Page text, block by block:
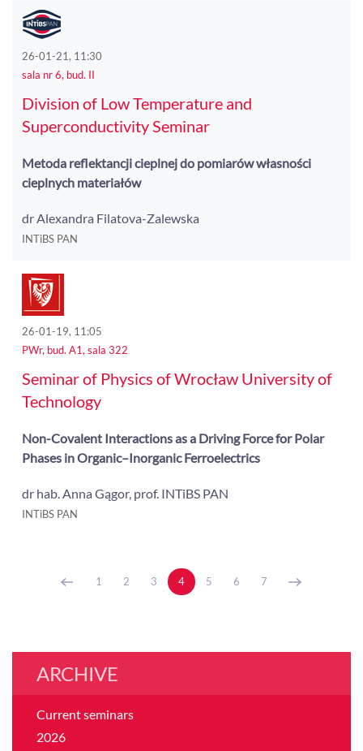
26-01-21, 11:30
sala nr 6, bud. II
Division of Low Temperature and
Superconductivity Seminar
Metoda reflektancji cieplnej do pomiarów własności
cieplnych materiałów
dr Alexandra Filatova-Zalewska
INTiBS PAN
26-01-19, 11:05
PWr, bud. A1, sala 322
Seminar of Physics of Wrocław University of
Technology
Non-Covalent Interactions as a Driving Force for Polar
Phases in Organic–Inorganic Ferroelectrics
dr hab. Anna Gągor, prof. INTiBS PAN
INTiBS PAN
1 2 3 4 5 6 7
ARCHIVE
Current seminars
2026